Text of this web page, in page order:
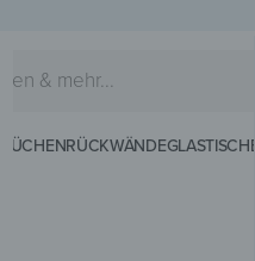
KÜCHENRÜCKWÄNDEGLASTISCHE